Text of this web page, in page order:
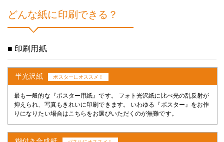
どんな紙に印刷できる？
■ 印刷用紙
半光沢紙 ポスターにオススメ！
最も一般的な『ポスター用紙』です。 フォト光沢紙に比べ光の乱反射が
抑えられ、写真もきれいに印刷できます。 いわゆる『ポスター』をお作
りになりたい場合はこちらをお選びいただくのが無難です。